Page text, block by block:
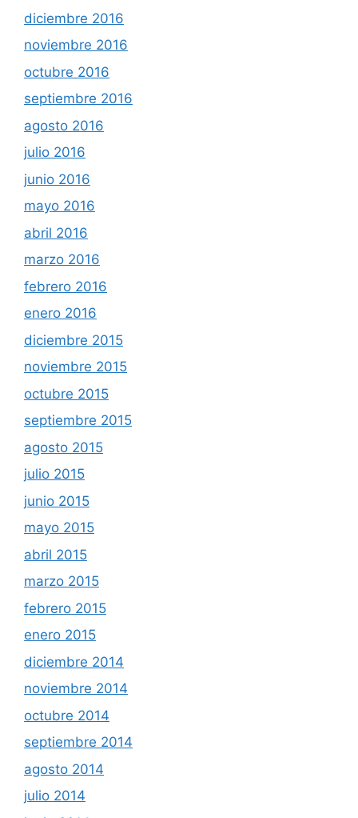
diciembre 2016
noviembre 2016
octubre 2016
septiembre 2016
agosto 2016
julio 2016
junio 2016
mayo 2016
abril 2016
marzo 2016
febrero 2016
enero 2016
diciembre 2015
noviembre 2015
octubre 2015
septiembre 2015
agosto 2015
julio 2015
junio 2015
mayo 2015
abril 2015
marzo 2015
febrero 2015
enero 2015
diciembre 2014
noviembre 2014
octubre 2014
septiembre 2014
agosto 2014
julio 2014